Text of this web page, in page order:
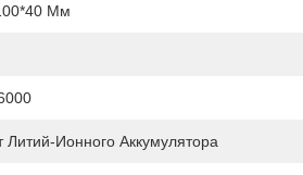
Мм
Литий-Ионного Аккумулятора